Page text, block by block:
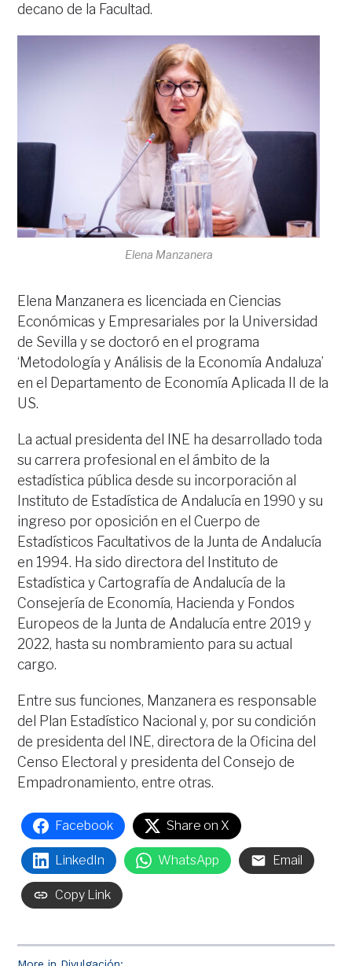
decano de la Facultad.
Elena Manzanera
Elena Manzanera es licenciada en Ciencias
Económicas y Empresariales por la Universidad
de Sevilla y se doctoró en el programa
‘Metodología y Análisis de la Economía Andaluza’
en el Departamento de Economía Aplicada II de la
US.
La actual presidenta del INE ha desarrollado toda
su carrera profesional en el ámbito de la
estadística pública desde su incorporación al
Instituto de Estadística de Andalucía en 1990 y su
ingreso por oposición en el Cuerpo de
Estadísticos Facultativos de la Junta de Andalucía
en 1994. Ha sido directora del Instituto de
Estadística y Cartografía de Andalucía de la
Consejería de Economía, Hacienda y Fondos
Europeos de la Junta de Andalucía entre 2019 y
2022, hasta su nombramiento para su actual
cargo.
Entre sus funciones, Manzanera es responsable
del Plan Estadístico Nacional y, por su condición
de presidenta del INE, directora de la Oficina del
Censo Electoral y presidenta del Consejo de
Empadronamiento, entre otras.
Facebook Share on X
LinkedIn WhatsApp Email
Copy Link